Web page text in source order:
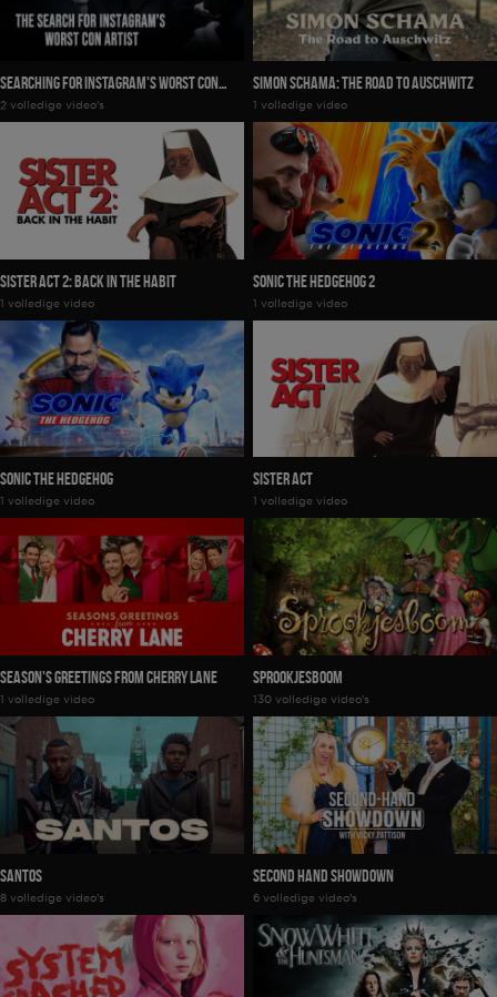
Searching For Instagram's Worst Con
Artist
2 volledige video's
Simon Schama: The Road To Auschwitz
1 volledige video
Sister Act 2: Back In The Habit
1 volledige video
Sonic The Hedgehog 2
1 volledige video
Sonic The Hedgehog
1 volledige video
Sister Act
1 volledige video
Season's Greetings From Cherry Lane
1 volledige video
Sprookjesboom
130 volledige video's
Santos
8 volledige video's
Second Hand Showdown
6 volledige video's